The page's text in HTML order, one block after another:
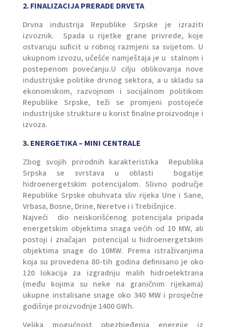
2. FINALIZACIJA PRERADE DRVETA
Drvna industrija Republike Srpske je izraziti
izvoznik. Spada u rijetke grane privrede, koje
ostvaruju suficit u robnoj razmjeni sa svijetom. U
ukupnom izvozu, učešće namještaja je u stalnom i
postepenom povećanju.U cilju oblikovanja nove
industrijske politike drvnog sektora, a u skladu sa
ekonomskom, razvojnom i socijalnom politikom
Republike Srpske, teži se promjeni postojeće
industrijske strukture u korist finalne proizvodnje i
izvoza.
3. ENERGETIKA – MINI CENTRALE
Zbog svojih prirodnih karakteristika Republika
Srpska se svrstava u oblasti bogatije
hidroenergetskim potencijalom. Slivno područje
Republike Srpske obuhvata sliv rijeka Une i Sane,
Vrbasa, Bosne, Drine, Neretve i i Trebišnjice.
Najveći dio neiskorišćenog potencijala pripada
energetskim objektima snaga većih od 10 MW, ali
postoji i značajan potencijal u hidroenergetskim
objektima snage do 10MW. Prema istraživanjima
koja su provedena 80-tih godina definisano je oko
120 lokacija za izgradnju malih hidroelektrana
(među kojima su neke na graničnim rijekama)
ukupne instalisane snage oko 340 MW i prosječne
godišnje proizvodnje 1400 GWh.